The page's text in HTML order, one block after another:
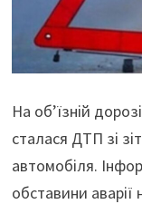
На об’їзній
сталася ДТП зі
автомобіля.
обставини аварії